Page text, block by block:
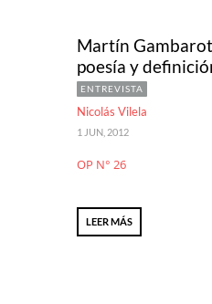
Martín
poesía y
ENTREVISTA
Nicolás Vilela
1 JUN, 2012
OP N° 26
LEER MÁS